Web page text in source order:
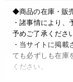
◆商品の在庫・販
・諸事情により、
予めご了承くださ
・当サイトに掲
ても必ずしも在庫
ください。